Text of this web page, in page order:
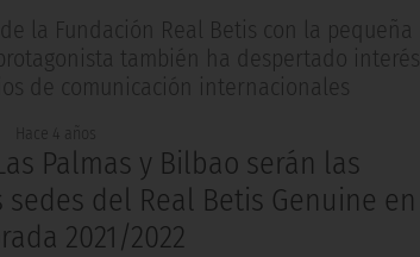
la Fundación Real Betis con la pequeña
también ha despertado interés
de comunicación internacionales
Hace 4 años
Palmas y Bilbao serán las
sedes del Real Betis Genuine en
2021/2022